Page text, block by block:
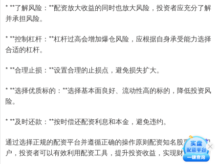
* **了解风险：**配资放大收益的同时也放大风险，投资者应充分了解
并承担风险。
* **控制杠杆：**杠杆过高会增加爆仓风险，应根据自身承受能力选择
合适的杠杆。
* **合理止损：**设置合理的止损点，避免损失扩大。
* **选择优质标的：**选择基本面良好、流动性高的标的，降低投资风
险。
* **及时还款：**按时偿还配资利息和本金，避免违约。
通过选择正规的配资平台并遵循正确的操作原则配资知名股票配资门
户，投资者可以有效利用配资工具，提升投资收益，实现财富增长。